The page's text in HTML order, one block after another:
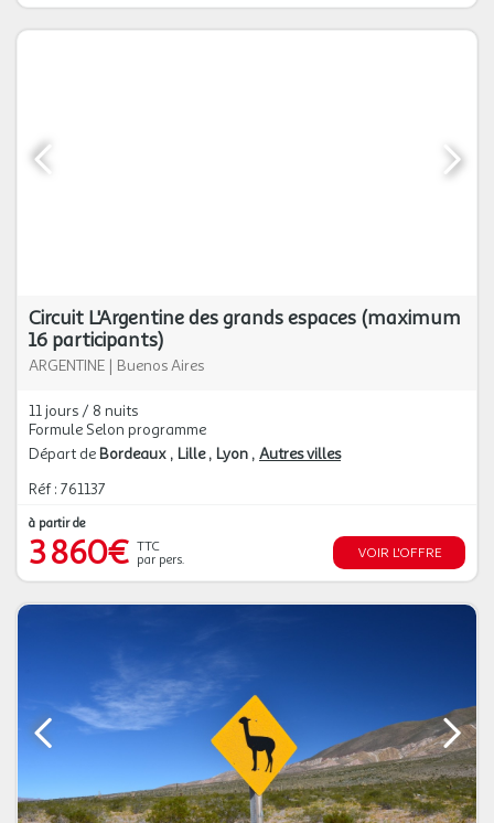
Circuit L'Argentine des grands espaces (maximum
16 participants)
ARGENTINE | Buenos Aires
11 jours / 8 nuits
Formule Selon programme
Départ de Bordeaux Lille Lyon Autres villes
Réf : 761137
à partir de
3 860€ TTC
par pers.
VOIR L'OFFRE